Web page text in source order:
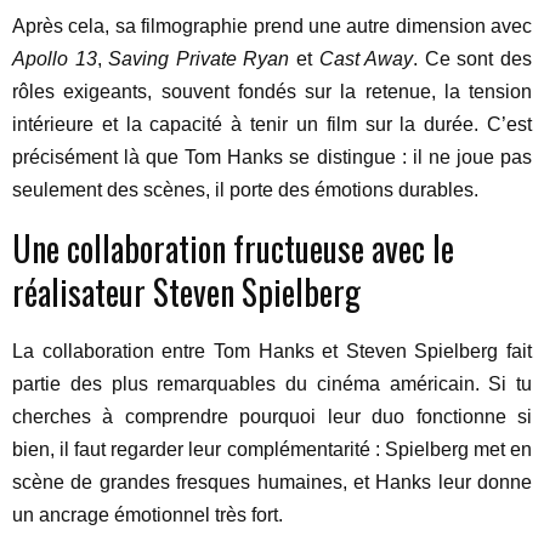
Après cela, sa filmographie prend une autre dimension avec
Apollo 13,Saving Private Ryan et Cast Away. Ce sont des
rôles exigeants, souvent fondés sur la retenue, la tension
intérieure et la capacité à tenir un film sur la durée. C’est
précisément là que Tom Hanks se distingue : il ne joue pas
seulement des scènes, il porte des émotions durables.
Une collaboration fructueuse avec le
réalisateur Steven Spielberg
La collaboration entre Tom Hanks et Steven Spielberg fait
partie des plus remarquables du cinéma américain. Si tu
cherches à comprendre pourquoi leur duo fonctionne si
bien, il faut regarder leur complémentarité : Spielberg met en
scène de grandes fresques humaines, et Hanks leur donne
un ancrage émotionnel très fort.